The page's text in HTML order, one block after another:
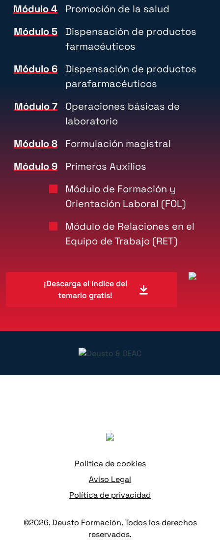
Módulo 4
Promoción de la salud
Módulo 5
Dispensación de productos
farmacéuticos
Módulo 6
Dispensación de productos
parafarmacéuticos
Módulo 7
Operaciones básicas de
laboratorio
Módulo 8
Formulación magistral
Módulo 9
Primeros Auxilios
Módulo de Formación y
Orientación Laboral (FOL)
Módulo de Relaciones en el
Equipo de Trabajo (RET)
¡Descarga el índice del
temario gratis!
Politica de cookies
Aviso Legal
Política de privacidad
©2026. Deusto Formación. Todos los derechos
reservados.